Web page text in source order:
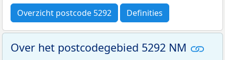
Overzicht postcode 5292 Definities
Over het postcodegebied 5292 NM